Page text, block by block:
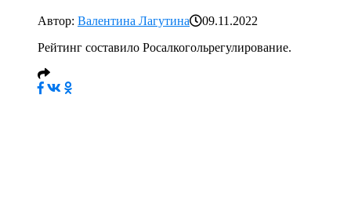
Автор: Валентина Лагутина
09.11.2022
Рейтинг составило Росалкогольрегулирование.